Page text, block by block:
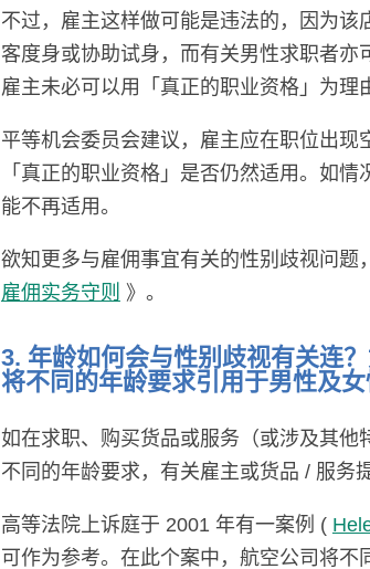
不过，雇主这样做可能是违法的，因为
客度身或协助试身，而有关男性求职者
雇主未必可以用「真正的职业资格」为理
平等机会委员会建议，雇主应在职位出
「真正的职业资格」是否仍然适用。如
能不再适用。
欲知更多与雇佣事宜有关的性别歧视问题
雇佣实务守则 》。
3. 年龄如何会与性别歧视有关连
将不同的年龄要求引用于男性及
如在求职、购买货品或服务（或涉及其
不同的年龄要求，有关雇主或货品 / 服务
高等法院上诉庭于 2001 年有一案例 (
可作为参考。在此个案中，航空公司将